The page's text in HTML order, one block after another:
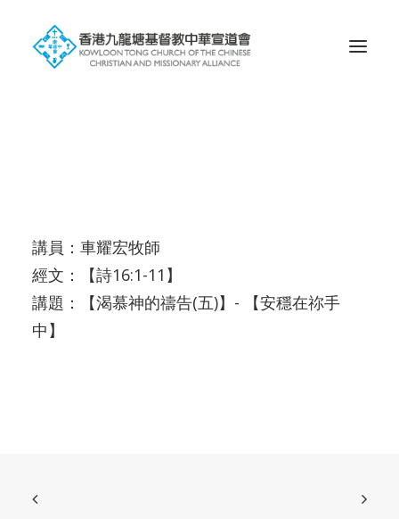
講員：車耀宏牧師
經文：【詩16:1-11】
講題：【渴慕神的禱告(五)】- 【安穩在祢手
中】